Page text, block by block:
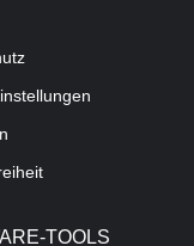
TOOLS